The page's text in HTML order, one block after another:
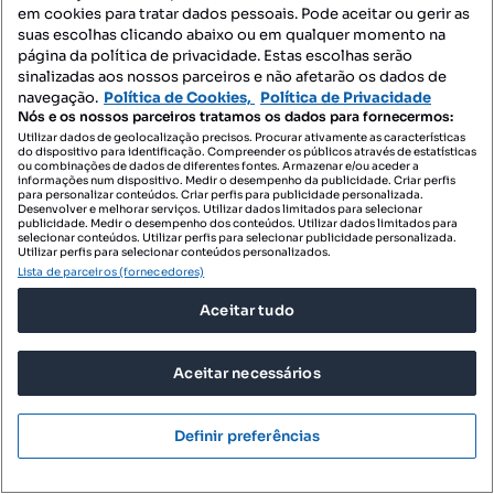
160 000 €629,92 €/m²
Lote de Terreno, Sotto Mayor, Figueira da Foz!
Buarcos e São Julião, Figueira da Foz, Coimbra
Preço por metro quadrado
Homelusa
em cookies para tratar dados pessoais. Pode aceitar ou gerir as
suas escolhas clicando abaixo ou em qualquer momento na
página da política de privacidade. Estas escolhas serão
sinalizadas aos nossos parceiros e não afetarão os dados de
navegação. Política de Cookies, Política de Privacidade
Nós e os nossos parceiros tratamos os dados para fornecermos:
Utilizar dados de geolocalização precisos. Procurar ativamente as características
do dispositivo para identificação. Compreender os públicos através de estatísticas
ou combinações de dados de diferentes fontes. Armazenar e/ou aceder a
informações num dispositivo. Medir o desempenho da publicidade. Criar perfis
para personalizar conteúdos. Criar perfis para publicidade personalizada.
Desenvolver e melhorar serviços. Utilizar dados limitados para selecionar
publicidade. Medir o desempenho dos conteúdos. Utilizar dados limitados para
selecionar conteúdos. Utilizar perfis para selecionar publicidade personalizada.
Utilizar perfis para selecionar conteúdos personalizados.
Lista de parceiros (fornecedores)
Aceitar tudo
Aceitar necessários
Definir preferências